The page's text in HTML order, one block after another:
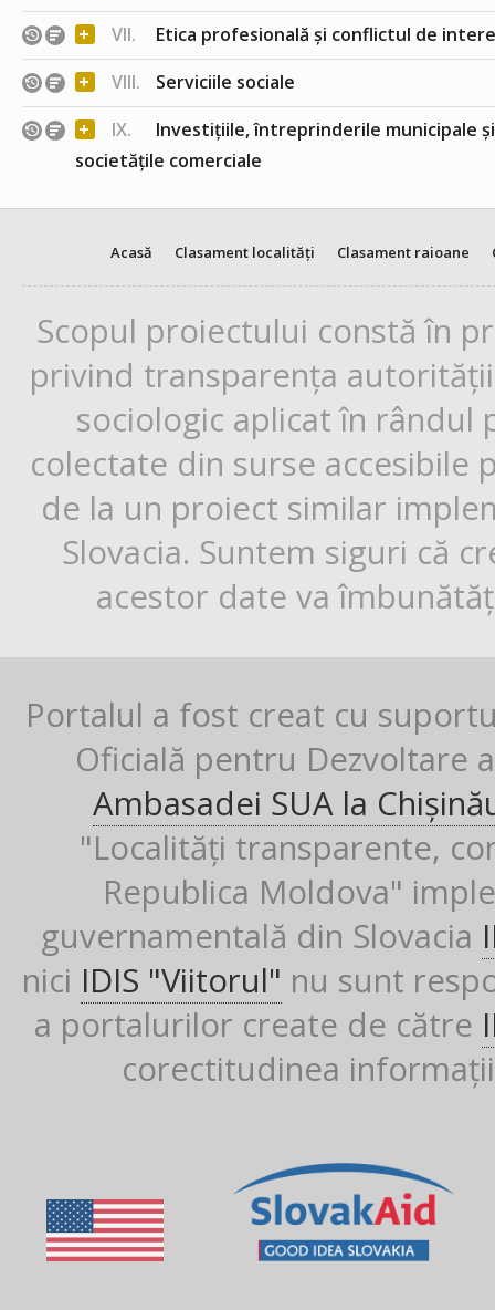
+ VII. Etica profesională și conflictul de
+ VIII. Serviciile sociale
+ IX.
Investițiile, întreprinderile municipale
societățile comerciale
Acasă Clasament localități Clasament raioane
Scopul proiectului constă în
privind transparența
sociologic aplicat în rândul
colectate din surse
de la un proiect similar
Slovacia. Suntem siguri că
acestor date va
Portalul a fost creat cu
Oficială pentru Dezvoltare
Ambasadei SUA la
"Localități transparente,
Republica Moldova"
guvernamentală din Slovacia
nici IDIS "Viitorul" nu sunt
a portalurilor create de către
corectitudinea